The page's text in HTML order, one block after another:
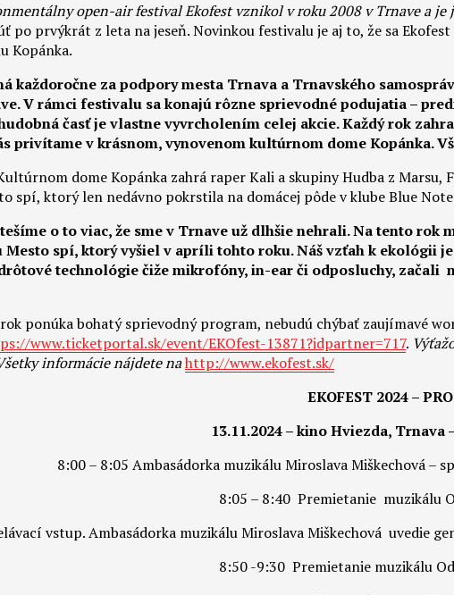
open-air festival Ekofest vznikol v roku 2008 v Trnave a je
po prvýkrát z leta na jeseň. Novinkou festivalu je aj to, že sa
Kopánka.
každoročne za podpory mesta Trnava a Trnavského
V rámci festivalu sa konajú rôzne sprievodné podujatia –
časť je vlastne vyvrcholením celej akcie. Každý rok
privítame v krásnom, vynovenom kultúrnom dome Kopánka.
dome Kopánka zahrá raper Kali a skupiny Hudba z Marsu,
spí, ktorý len nedávno pokrstila na domácej pôde v klube Blue
o to viac, že sme v Trnave už dlhšie nehrali. Na tento
spí, ktorý vyšiel v apríli tohto roku. Náš vzťah k ekológii
technológie čiže mikrofóny, in-ear či odposluchy, začali
ponúka bohatý sprievodný program, nebudú chýbať zaujímavé
www.ticketportal.sk/event/EKOfest-13871?idpartner=717.
informácie nájdete nahttp://www.ekofest.sk/
EKOFEST 2024 –
13.11.2024 – kino Hviezda, Trnava
8:00 – 8:05 Ambasádorka muzikálu Miroslava Miškechová –
8:05 – 8:40 Premietanie muzikálu
vstup. Ambasádorka muzikálu Miroslava Miškechová uvedie
8:50 -9:30 Premietanie muzikálu